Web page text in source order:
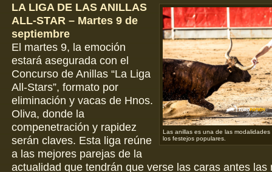
Las anillas es una de las
los festejos populares.
LA LIGA DE LAS ANILLAS
ALL-STAR – Martes 9 de
septiembre
El martes 9, la emoción
estará asegurada con el
Concurso de Anillas “La Liga
All-Stars”, formato por
eliminación y vacas de Hnos.
Oliva, donde la
compenetración y rapidez
serán claves. Esta liga reúne
a las mejores parejas de la
actualidad que tendrán que verse las caras antes las